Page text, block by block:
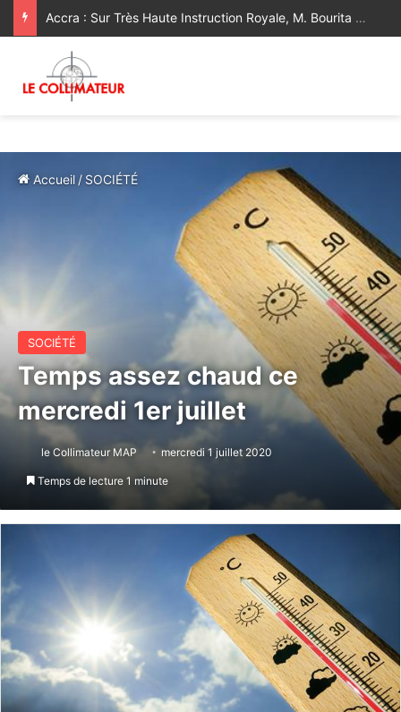
Accra : Sur Très Haute Instruction Royale, M. Bourita représente Sa Majesté le Roi au Sommet extraordinaire de l’UA sur l’élimination du Sida d’ici 2030
Accueil / SOCIÉTÉ
SOCIÉTÉ
Temps assez chaud ce
mercredi 1er juillet
le Collimateur MAP mercredi 1 juillet 2020
Temps de lecture 1 minute